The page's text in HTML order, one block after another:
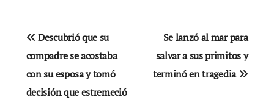
Navegación
de
entradas
Descubrió que su
compadre se acostaba
con su esposa y tomó
decisión que estremeció
Se lanzó al mar para
salvar a sus primitos y
terminó en tragedia